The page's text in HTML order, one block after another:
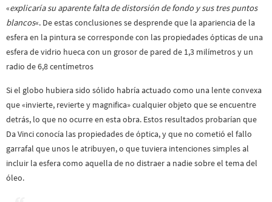
«explicaría su aparente falta de distorsión de fondo y sus tres puntos
blancos«. De estas conclusiones se desprende que la apariencia de la
esfera en la pintura se corresponde con las propiedades ópticas de una
esfera de vidrio hueca con un grosor de pared de 1,3 milímetros y un
radio de 6,8 centímetros
Si el globo hubiera sido sólido habría actuado como una lente convexa
que «invierte, revierte y magnifica» cualquier objeto que se encuentre
detrás, lo que no ocurre en esta obra. Estos resultados probarían que
Da Vinci conocía las propiedades de óptica, y que no cometió el fallo
garrafal que unos le atribuyen, o que tuviera intenciones simples al
incluir la esfera como aquella de no distraer a nadie sobre el tema del
óleo.